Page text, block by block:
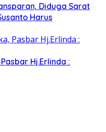
Diduga Sarat
Harus
Hj.Erlinda :